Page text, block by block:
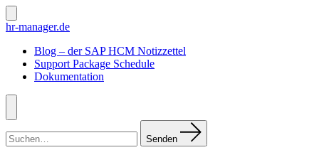
Zum
Inhalt
Suche
ein-/ausblenden
hr-manager.de
Blog – der SAP HCM Notizzettel
Support Package Schedule
Dokumentation
Menü
nach:
Senden